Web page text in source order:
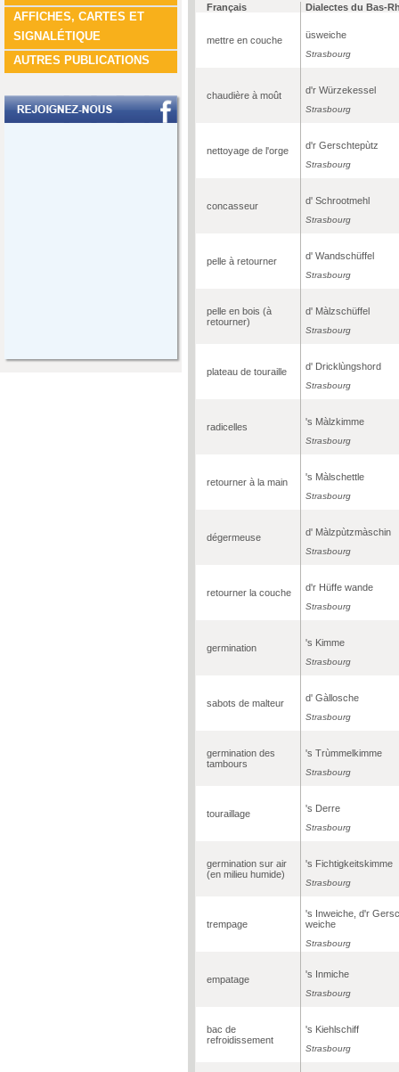
AFFICHES, CARTES ET
SIGNALÉTIQUE
AUTRES PUBLICATIONS
Français Dialectes du Bas-
mettre en couche üsweiche
Strasbourg
chaudière à moût d'r Würzekessel
Strasbourg
nettoyage de l'orge d'r Gerschtepùtz
Strasbourg
concasseur d' Schrootmehl
Strasbourg
pelle à retourner d' Wandschüffel
Strasbourg
pelle en bois (à
retourner)
d' Màlzschüffel
Strasbourg
plateau de touraille d' Dricklùngshord
Strasbourg
radicelles 's Màlzkimme
Strasbourg
retourner à la main 's Màlschettle
Strasbourg
dégermeuse d' Màlzpùtzmàschin
Strasbourg
retourner la couche d'r Hüffe wande
Strasbourg
germination 's Kimme
Strasbourg
sabots de malteur d' Gàllosche
Strasbourg
germination des
tambours
's Trùmmelkimme
Strasbourg
touraillage 's Derre
Strasbourg
germination sur air
(en milieu humide)
's Fichtigkeitskimme
Strasbourg
trempage
's Inweiche, d'r
weiche
Strasbourg
empatage 's Inmiche
Strasbourg
bac de
refroidissement
's Kiehlschiff
Strasbourg